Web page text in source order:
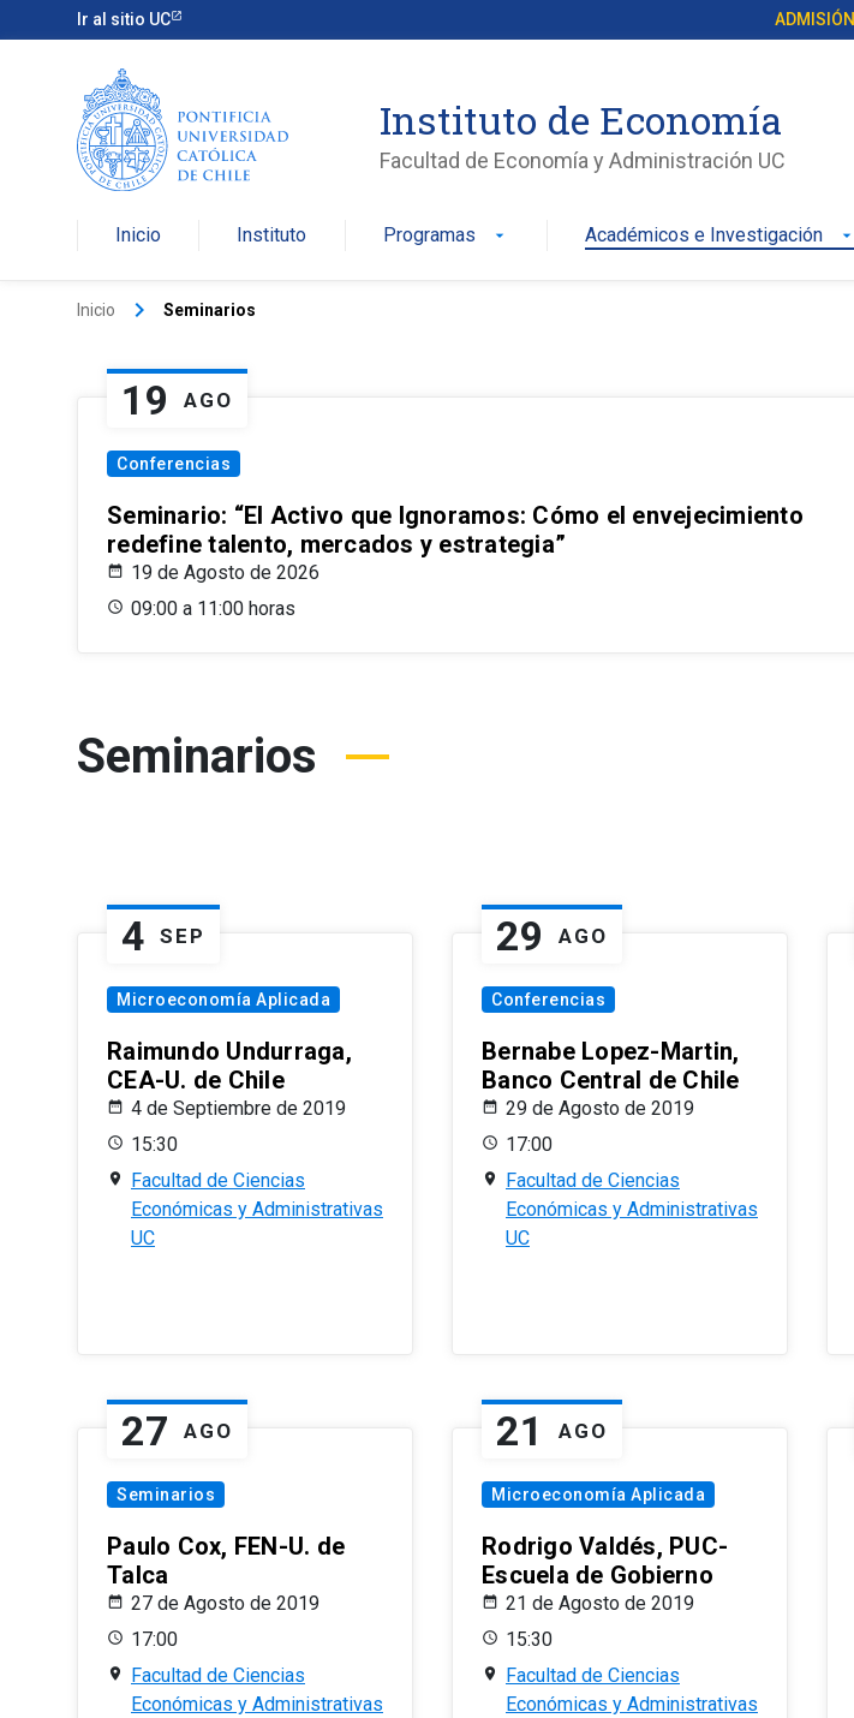
Ir al sitio UC ADMISIÓN
Instituto de Economía
Facultad de Economía y Administración UC
Inicio Instituto Programas arrow_drop_down Académicos e Investigación arrow_drop_down
Inicio keyboard_arrow_right Seminarios
19 AGO
Conferencias
Seminario: “El Activo que Ignoramos: Cómo el envejecimiento
redefine talento, mercados y estrategia”
19 de Agosto de 2026
09:00 a 11:00 horas
Seminarios
4 SEP
Microeconomía Aplicada
Raimundo Undurraga,
CEA-U. de Chile
4 de Septiembre de 2019
15:30
Facultad de Ciencias
Económicas y Administrativas
UC
29 AGO
Conferencias
Bernabe Lopez-Martin,
Banco Central de Chile
29 de Agosto de 2019
17:00
Facultad de Ciencias
Económicas y Administrativas
UC
27 AGO
Seminarios
Paulo Cox, FEN-U. de
Talca
27 de Agosto de 2019
17:00
Facultad de Ciencias
Económicas y Administrativas
21 AGO
Microeconomía Aplicada
Rodrigo Valdés, PUC-
Escuela de Gobierno
21 de Agosto de 2019
15:30
Facultad de Ciencias
Económicas y Administrativas